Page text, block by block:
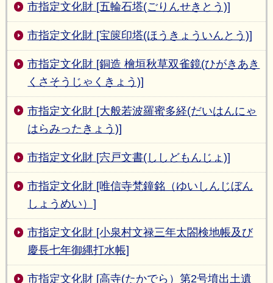
市指定文化財 [五輪石塔(ごりんせきとう)]
市指定文化財 [宝篋印塔(ほうきょういんとう)]
市指定文化財 [銅造 檜垣秋草双雀鏡(ひがきあき
くさそうじゃくきょう)]
市指定文化財 [大般若波羅蜜多経(だいはんにゃ
はらみったきょう)]
市指定文化財 [宍戸文書(ししどもんじょ)]
市指定文化財 [唯信寺梵鐘銘（ゆいしんじぼん
しょうめい）]
市指定文化財 [小泉村文禄三年太閤検地帳及び
慶長七年御縄打水帳]
市指定文化財 [高寺(たかでら）第2号墳出土遺